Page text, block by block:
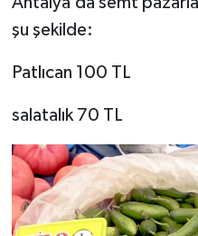
şu şekilde:
Patlıcan 100 TL
salatalık 70 TL